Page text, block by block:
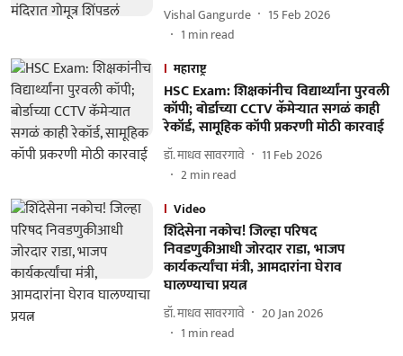
Vishal Gangurde
15 Feb 2026
1 min read
महाराष्ट्र
HSC Exam: शिक्षकांनीच विद्यार्थ्यांना पुरवली
कॉपी; बोर्डाच्या CCTV कॅमेऱ्यात सगळं काही
रेकॉर्ड, सामूहिक कॉपी प्रकरणी मोठी कारवाई
डॉ. माधव सावरगावे
11 Feb 2026
2min read
Video
शिंदेसेना नकोच! जिल्हा परिषद
निवडणुकीआधी जोरदार राडा, भाजप
कार्यकर्त्यांचा मंत्री, आमदारांना घेराव
घालण्याचा प्रयत्न
डॉ. माधव सावरगावे
20 Jan 2026
1 min read